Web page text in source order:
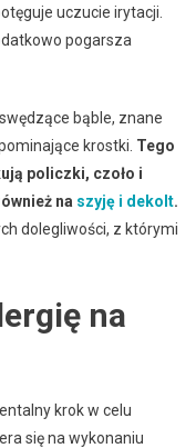
uczucie irytacji.
pogarsza
bąble, znane
krostki. Tego
policzki, czoło i
na szyję i dekolt.
dolegliwości, z którymi
na
krok w celu
się na wykonaniu